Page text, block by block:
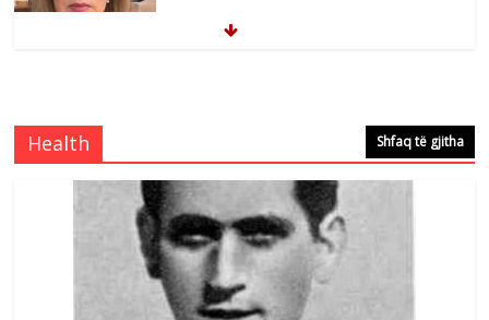
Comments Off
Çlirimtari Mentor Mushkolaj nderohet
me mirenjohje nga Xhevdet Qeriqi Dega
e invalidëve në Fushë Kosovë
August 4, 2026 Comments Off
Health Shfaq të gjitha